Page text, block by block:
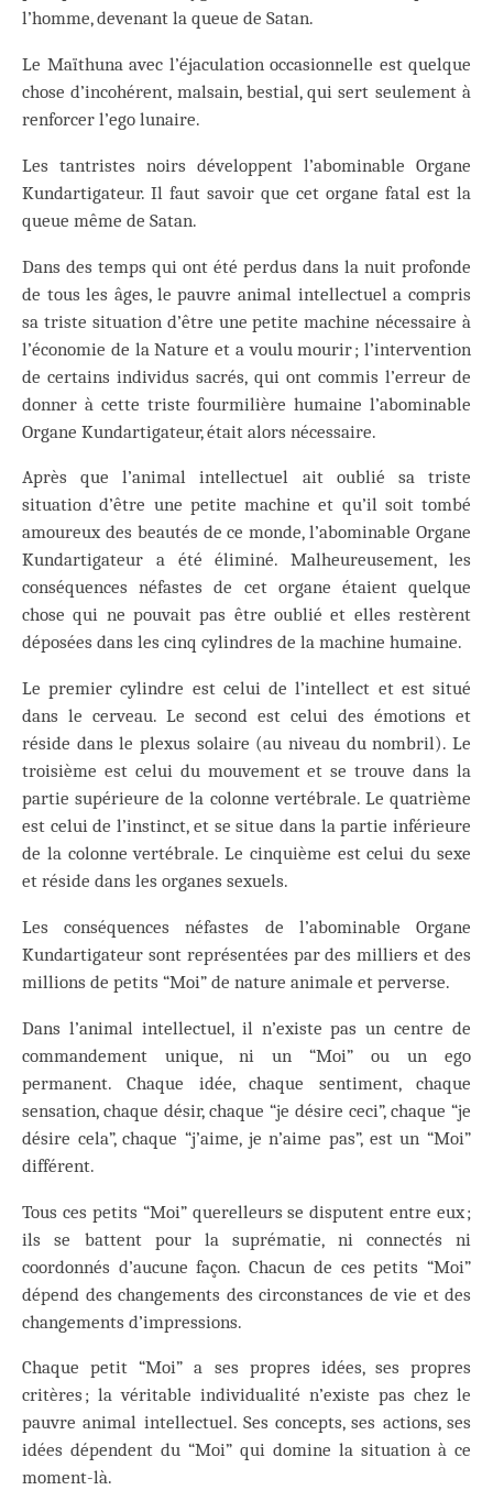
l’homme, devenant la queue de Satan.
Le Maïthuna avec l’éjaculation occasionnelle est quelque
chose d’incohérent, malsain, bestial, qui sert seulement à
renforcer l’ego lunaire.
Les tantristes noirs développent l’abominable Organe
Kundartigateur. Il faut savoir que cet organe fatal est la
queue même de Satan.
Dans des temps qui ont été perdus dans la nuit profonde
de tous les âges, le pauvre animal intellectuel a compris
sa triste situation d’être une petite machine nécessaire à
l’économie de la Nature et a voulu mourir ; l’intervention
de certains individus sacrés, qui ont commis l’erreur de
donner à cette triste fourmilière humaine l’abominable
Organe Kundartigateur, était alors nécessaire.
Après que l’animal intellectuel ait oublié sa triste
situation d’être une petite machine et qu’il soit tombé
amoureux des beautés de ce monde, l’abominable Organe
Kundartigateur a été éliminé. Malheureusement, les
conséquences néfastes de cet organe étaient quelque
chose qui ne pouvait pas être oublié et elles restèrent
déposées dans les cinq cylindres de la machine humaine.
Le premier cylindre est celui de l’intellect et est situé
dans le cerveau. Le second est celui des émotions et
réside dans le plexus solaire (au niveau du nombril). Le
troisième est celui du mouvement et se trouve dans la
partie supérieure de la colonne vertébrale. Le quatrième
est celui de l’instinct, et se situe dans la partie inférieure
de la colonne vertébrale. Le cinquième est celui du sexe
et réside dans les organes sexuels.
Les conséquences néfastes de l’abominable Organe
Kundartigateur sont représentées par des milliers et des
millions de petits “Moi” de nature animale et perverse.
Dans l’animal intellectuel, il n’existe pas un centre de
commandement unique, ni un “Moi” ou un ego
permanent. Chaque idée, chaque sentiment, chaque
sensation, chaque désir, chaque “je désire ceci”, chaque “je
désire cela”, chaque “j’aime, je n’aime pas”, est un “Moi”
différent.
Tous ces petits “Moi” querelleurs se disputent entre eux ;
ils se battent pour la suprématie, ni connectés ni
coordonnés d’aucune façon. Chacun de ces petits “Moi”
dépend des changements des circonstances de vie et des
changements d’impressions.
Chaque petit “Moi” a ses propres idées, ses propres
critères ; la véritable individualité n’existe pas chez le
pauvre animal intellectuel. Ses concepts, ses actions, ses
idées dépendent du “Moi” qui domine la situation à ce
moment-là.